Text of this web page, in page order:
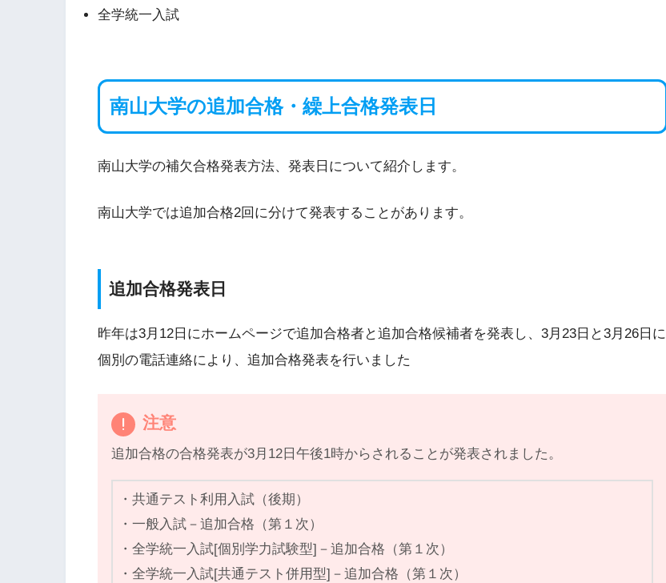
全学統一入試
南山大学の追加合格・繰上合格発表日
南山大学の補欠合格発表方法、発表日について紹介します。
南山大学では追加合格2回に分けて発表することがあります。
追加合格発表日
昨年は3月12日にホームページで追加合格者と追加合格候補者を発表し、3月23日と3月26日に
個別の電話連絡により、追加合格発表を行いました
注意
追加合格の合格発表が3月12日午後1時からされることが発表されました。
・共通テスト利用入試（後期）
・一般入試－追加合格（第１次）
・全学統一入試[個別学力試験型]－追加合格（第１次）
・全学統一入試[共通テスト併用型]－追加合格（第１次）